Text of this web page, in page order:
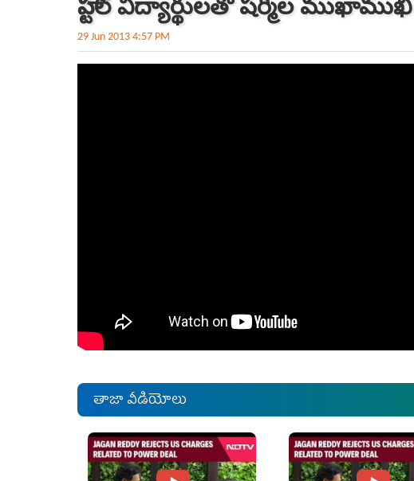
హాస్టల్ విద్యార్థులతో షర్మిల ముఖాముఖి
29 Jun 2013 4:57 PM
తాజా వీడియోలు